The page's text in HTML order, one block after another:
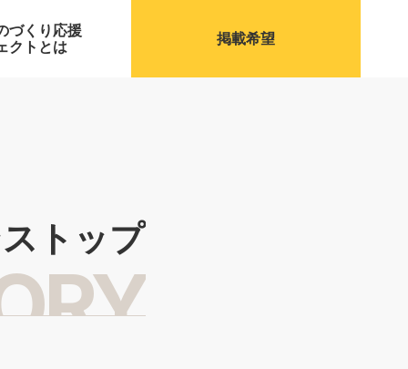
づくり応援
クトとは
掲載希望
トップ